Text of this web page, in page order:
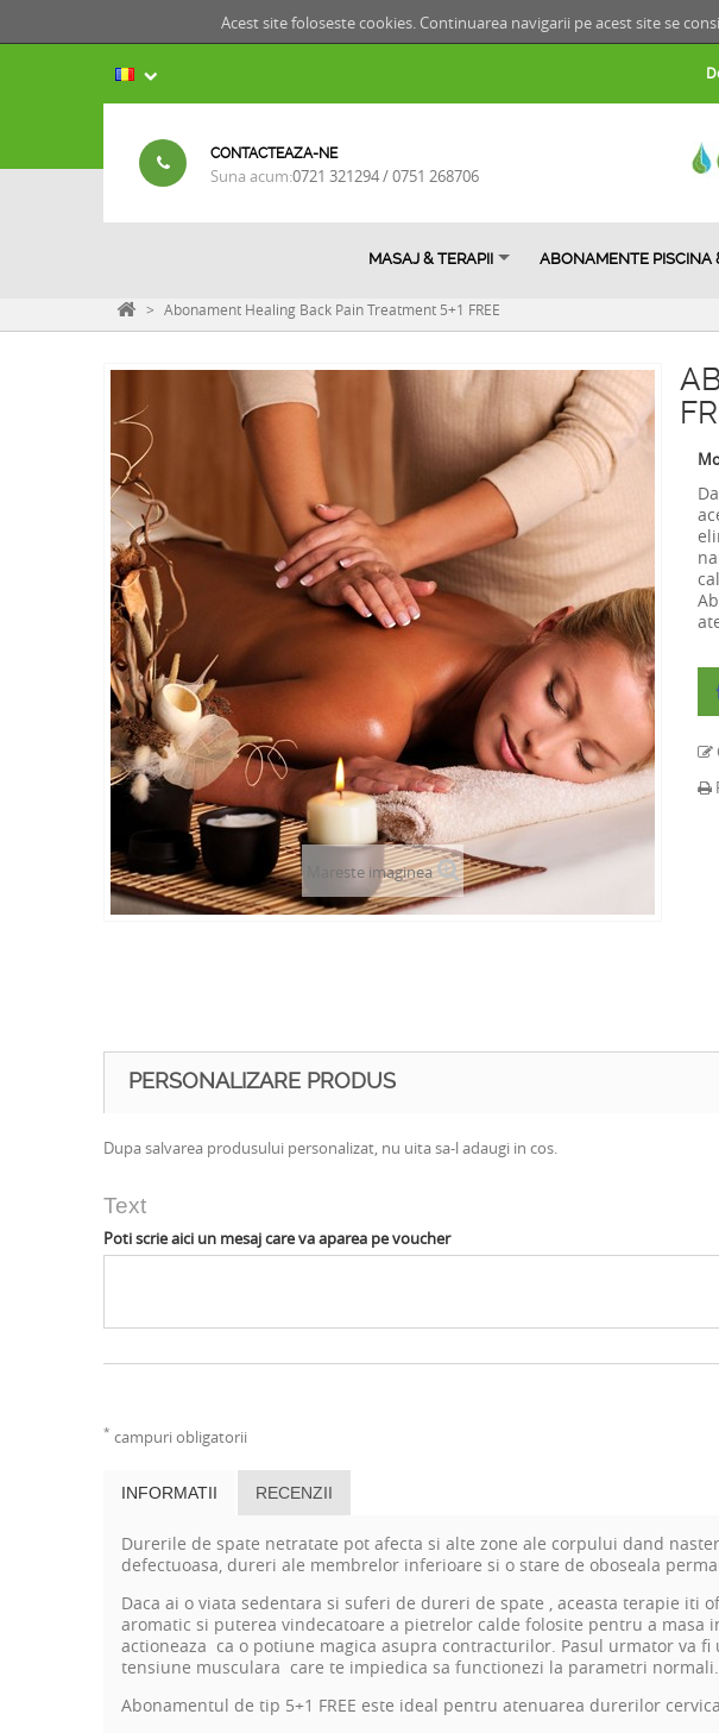
Acest site foloseste cookies. Continuarea navigarii pe acest site se
CONTACTEAZA-NE
Suna acum:0721 321294 / 0751 268706
MASAJ & TERAPII ABONAMENTE PISCINA
> Abonament Healing Back Pain Treatment 5+1 FREE
Mareste imaginea
PERSONALIZARE PRODUS
Dupa salvarea produsului personalizat, nu uita sa-l adaugi in cos.
Text
Poti scrie aici un mesaj care va aparea pe voucher
* campuri obligatorii
INFORMATII RECENZII
Durerile de spate netratate pot afecta si alte zone ale corpului dand
defectuoasa, dureri ale membrelor inferioare si o stare de oboseala
Daca ai o viata sedentara si suferi de dureri de spate , aceasta terapie
aromatic si puterea vindecatoare a pietrelor calde folosite pentru a
actioneaza ca o potiune magica asupra contracturilor. Pasul urmator va
tensiune musculara care te impiedica sa functionezi la parametri normali.
Abonamentul de tip 5+1 FREE este ideal pentru atenuarea durerilor